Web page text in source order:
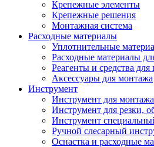
Крепежные элементы
Крепежные решения
Монтажная система
Расходные материалы
Уплотнительные
Расходные материалы
Реагенты и средства
Аксессуары для монтажа
Инструмент
Инструмент для
Инструмент для резки,
Инструмент
Ручной слесарный
Оснастка и расходные